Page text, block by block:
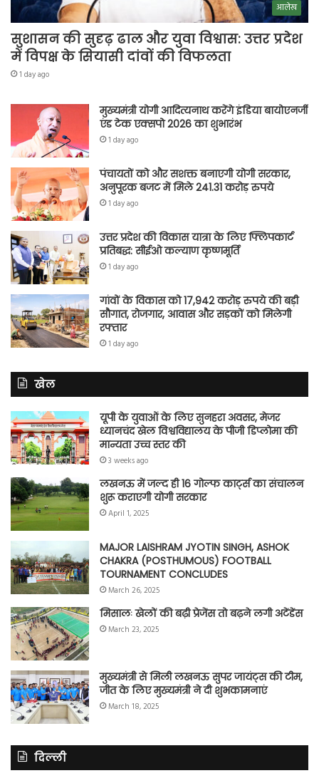
आलेख
सुशासन की सुदृढ़ ढाल और युवा विश्वास: उत्तर प्रदेश
में विपक्ष के सियासी दांवों की विफलता
1 day ago
मुख्यमंत्री योगी आदित्यनाथ करेंगे इंडिया बायोएनर्जी
एंड टेक एक्सपो 2026 का शुभारंभ
1 day ago
पंचायतों को और सशक्त बनाएगी योगी सरकार,
अनुपूरक बजट में मिले 241.31 करोड़ रुपये
1 day ago
उत्तर प्रदेश की विकास यात्रा के लिए फ्लिपकार्ट
प्रतिबद्ध: सीईओ कल्याण कृष्णमूर्ति
1 day ago
गांवों के विकास को 17,942 करोड़ रुपये की बड़ी
सौगात, रोजगार, आवास और सड़कों को मिलेगी
रफ्तार
1 day ago
खेल
यूपी के युवाओं के लिए सुनहरा अवसर, मेजर
ध्यानचंद खेल विश्वविद्यालय के पीजी डिप्लोमा की
मान्यता उच्च स्तर की
3 weeks ago
लखनऊ में जल्द ही 16 गोल्फ कार्ट्स का संचालन
शुरू कराएगी योगी सरकार
April 1, 2025
MAJOR LAISHRAM JYOTIN SINGH, ASHOK
CHAKRA (POSTHUMOUS) FOOTBALL
TOURNAMENT CONCLUDES
March 26, 2025
मिसालः खेलों की बढ़ी प्रेजेंस तो बढ़ने लगी अटेंडेंस
March 23, 2025
मुख्यमंत्री से मिली लखनऊ सुपर जायंट्स की टीम,
जीत के लिए मुख्यमंत्री ने दी शुभकामनाएं
March 18, 2025
दिल्ली